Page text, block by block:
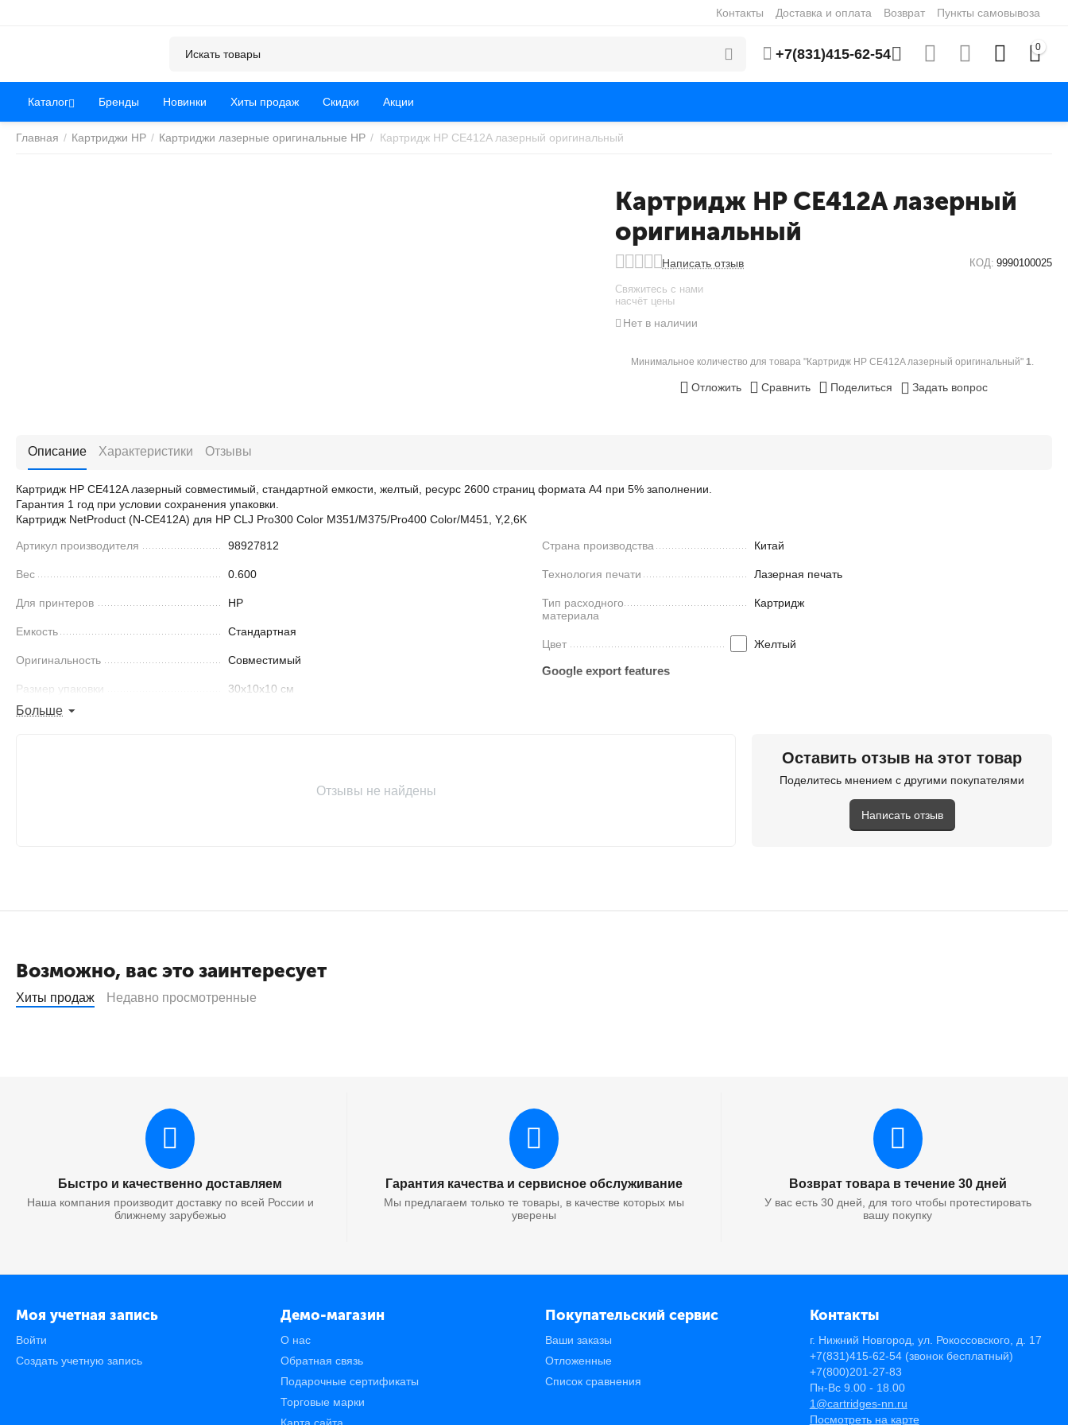
Контакты Доставка и оплата Возврат Пункты самовывоза
+7(831)415-62-54 0
Каталог Бренды Новинки Хиты продаж Скидки Акции
Главная / Картриджи HP / Картриджи лазерные оригинальные HP / Картридж HP CE412A лазерный оригинальный
Картридж HP CE412A лазерный
оригинальный
Написать отзыв КОД: 9990100025
Свяжитесь с нами
насчёт цены
Нет в наличии
Минимальное количество для товара "Картридж HP CE412A лазерный оригинальный" 1.
Отложить Сравнить Поделиться Задать вопрос
Описание Характеристики Отзывы
Картридж HP CE412A лазерный совместимый, стандартной емкости, желтый, ресурс 2600 страниц формата А4 при 5% заполнении.
Гарантия 1 год при условии сохранения упаковки.
Картридж NetProduct (N-CE412A) для HP CLJ Pro300 Color M351/M375/Pro400 Color/M451, Y,2,6K
Артикул производителя 98927812
Вес 0.600
Для принтеров HP
Емкость Стандартная
Оригинальность Совместимый
Размер упаковки 30x10x10 см
Ресурс
Страна производства Китай
Технология печати Лазерная печать
Тип расходного
материала
Картридж
Цвет Желтый
Google export features
Больше
Отзывы не найдены
Оставить отзыв на этот товар
Поделитесь мнением с другими покупателями
Написать отзыв
Возможно, вас это заинтересует
Хиты продаж Недавно просмотренные
Быстро и качественно доставляем
Наша компания производит доставку по всей России и
ближнему зарубежью
Гарантия качества и сервисное обслуживание
Мы предлагаем только те товары, в качестве которых мы
уверены
Возврат товара в течение 30 дней
У вас есть 30 дней, для того чтобы протестировать
вашу покупку
Моя учетная запись
Войти
Создать учетную запись
Демо-магазин
О нас
Обратная связь
Подарочные сертификаты
Торговые марки
Покупательский сервис
Ваши заказы
Отложенные
Список сравнения
Контакты
г. Нижний Новгород, ул. Рокоссовского, д. 17
+7(831)415-62-54(звонок бесплатный)
+7(800)201-27-83
Пн-Вс 9.00 - 18.00
1@cartridges-nn.ru
Посмотреть на карте